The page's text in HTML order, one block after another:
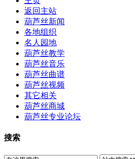
返回主站
葫芦丝新闻
各地组织
名人园地
葫芦丝教学
葫芦丝音乐
葫芦丝曲谱
葫芦丝视频
其它相关
葫芦丝商城
葫芦丝专业论坛
搜索